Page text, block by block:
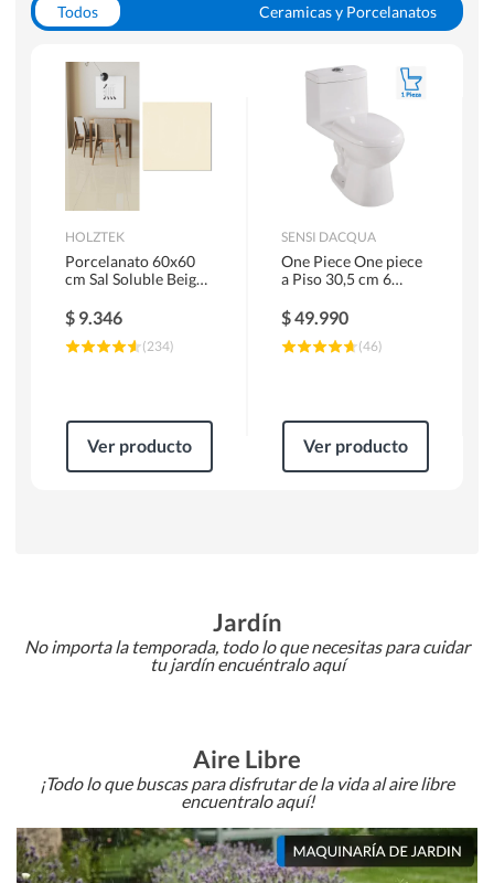
Todos
Ceramicas y Porcelanatos
WC y Sanitarios
Pisos Flotantes y Laminados
Pinturas
HOLZTEK
Porcelanato 60x60
cm Sal Soluble Beige
$ 9.346
(234)
Ver producto
SENSI DACQUA
One Piece One piece
a Piso 30,5 cm 6
$49.990
(46)
Ver producto
Jardín
No importa la temporada, todo lo que necesitas para cuidar
tu jardín encuéntralo aquí
Aire Libre
¡Todo lo que buscas para disfrutar de la vida al aire libre
encuentralo aquí!